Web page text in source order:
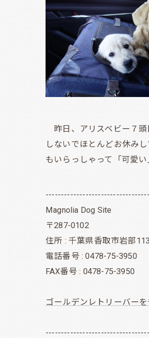
昨日、アリスベビー７頭
しないでほとんどお休み
もいらっしゃって「可愛
Magnolia Dog Site
〒287-0102
住所 : 千葉県香取市岩部
電話番号 : 0478-75-3950
FAX番号 : 0478-75-3950
ゴールデンレトリーバー